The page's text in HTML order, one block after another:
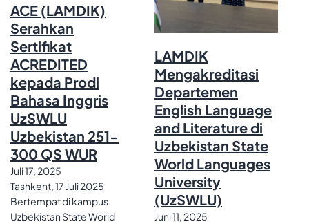
ACE (LAMDIK)
Serahkan
Sertifikat
ACREDITED
kepada Prodi
Bahasa Inggris
UzSWLU
Uzbekistan 251-
300 QS WUR
Juli 17, 2025
Tashkent, 17 Juli 2025
Bertempat di kampus
Uzbekistan State World
LAMDIK
Mengakreditasi
Departemen
English Language
and Literature di
Uzbekistan State
World Languages
University
(UzSWLU)
Juni 11, 2025